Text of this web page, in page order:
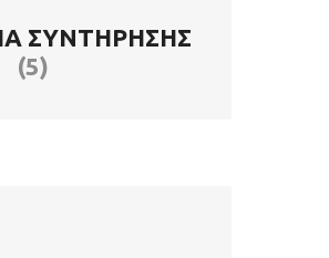
ΣΥΝΤΉΡΗΣΗΣ
(5)